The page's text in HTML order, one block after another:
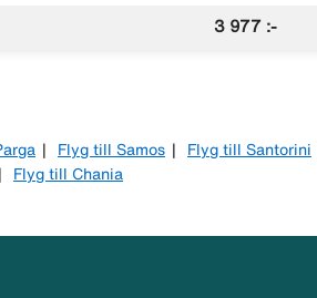
3 977 :-
Flyg till Samos Flyg till Santorini
Flyg till Chania